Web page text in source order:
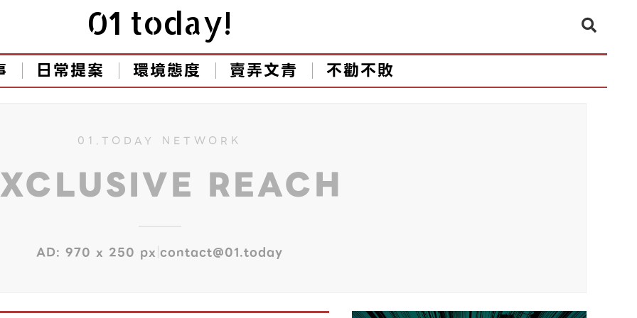
01 today!
日常提案 環境態度 賣弄文青 不勸不敗
01.TODAY NETWORK
REACH
AD: 970 x 250 px|contact@01.today